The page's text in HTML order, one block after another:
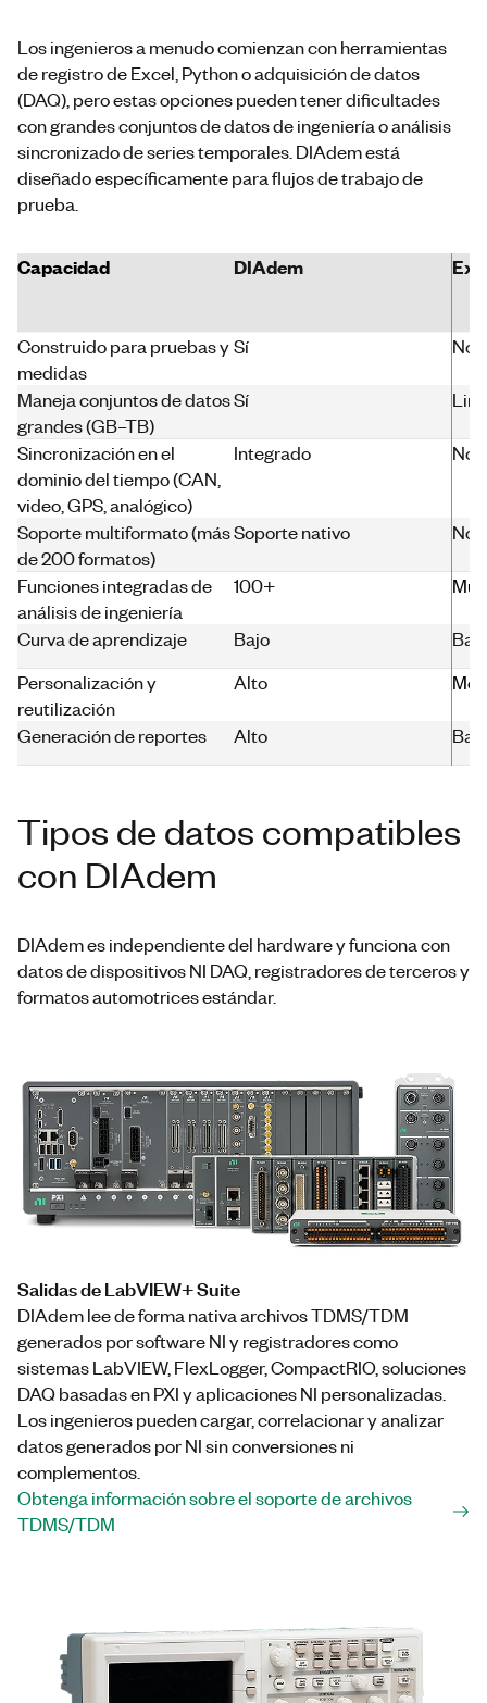
Los ingenieros a menudo comienzan con herramientas
de registro de Excel, Python o adquisición de datos
(DAQ), pero estas opciones pueden tener dificultades
con grandes conjuntos de datos de ingeniería o análisis
sincronizado de series temporales. DIAdem está
diseñado específicamente para flujos de trabajo de
prueba.
Capacidad DIAdem
Construido para pruebas y
medidas
Sí No
Maneja conjuntos de datos
grandes (GB–TB)
Sí
Sincronización en el
dominio del tiempo (CAN,
video, GPS, analógico)
Integrado No
Soporte multiformato (más
de 200 formatos)
Soporte nativo No
Funciones integradas de
análisis de ingeniería
100+
Curva de aprendizaje Bajo
Bajo
Personalización y
reutilización
Alto
Generación de reportes Alto Bajo
Tipos de datos compatibles
con DIAdem
DIAdem es independiente del hardware y funciona con
datos de dispositivos NI DAQ, registradores de terceros y
formatos automotrices estándar.
Salidas de LabVIEW+ Suite
DIAdem lee de forma nativa archivos TDMS/TDM
generados por software NI y registradores como
sistemas LabVIEW, FlexLogger, CompactRIO, soluciones
DAQ basadas en PXI y aplicaciones NI personalizadas.
Los ingenieros pueden cargar, correlacionar y analizar
datos generados por NI sin conversiones ni
complementos.
Obtenga información sobre el soporte de archivos
TDMS/TDM